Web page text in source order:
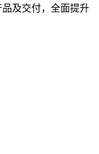
及交付，全面提升